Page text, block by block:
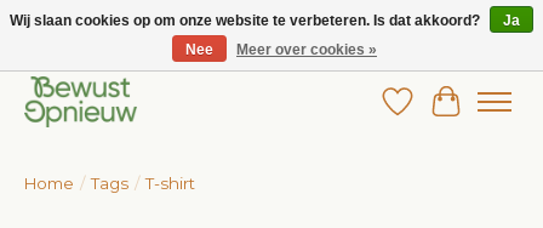
Wij bieden het grootste aanbod in betaalbare kinderkleding!
Verlanglijst
Home / Tags / T-shirt
Wij slaan cookies op om onze website te verbeteren. Is dat akkoord?
Ja
Nee
Meer over cookies »